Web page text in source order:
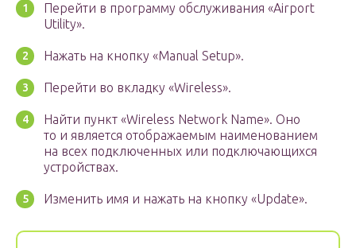
Перейти в программу обслуживания «Airport
Utility».
Нажать на кнопку «Manual Setup».
Перейти во вкладку «Wireless».
Найти пункт «Wireless Network Name». Оно
то и является отображаемым наименованием
на всех подключенных или подключающихся
устройствах.
Изменить имя и нажать на кнопку «Update».